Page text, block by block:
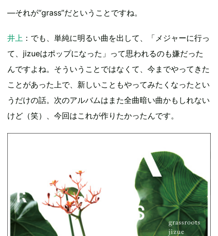
―それが“grass”だということですね。
井上 ：でも、単純に明るい曲を出して、「メジャーに行っ
て、jizueはポップになった」って思われるのも嫌だった
んですよね。そういうことではなくて、今までやってきた
ことがあった上で、新しいこともやってみたくなったとい
うだけの話。次のアルバムはまた全曲暗い曲かもしれない
けど（笑）、今回はこれが作りたかったんです。